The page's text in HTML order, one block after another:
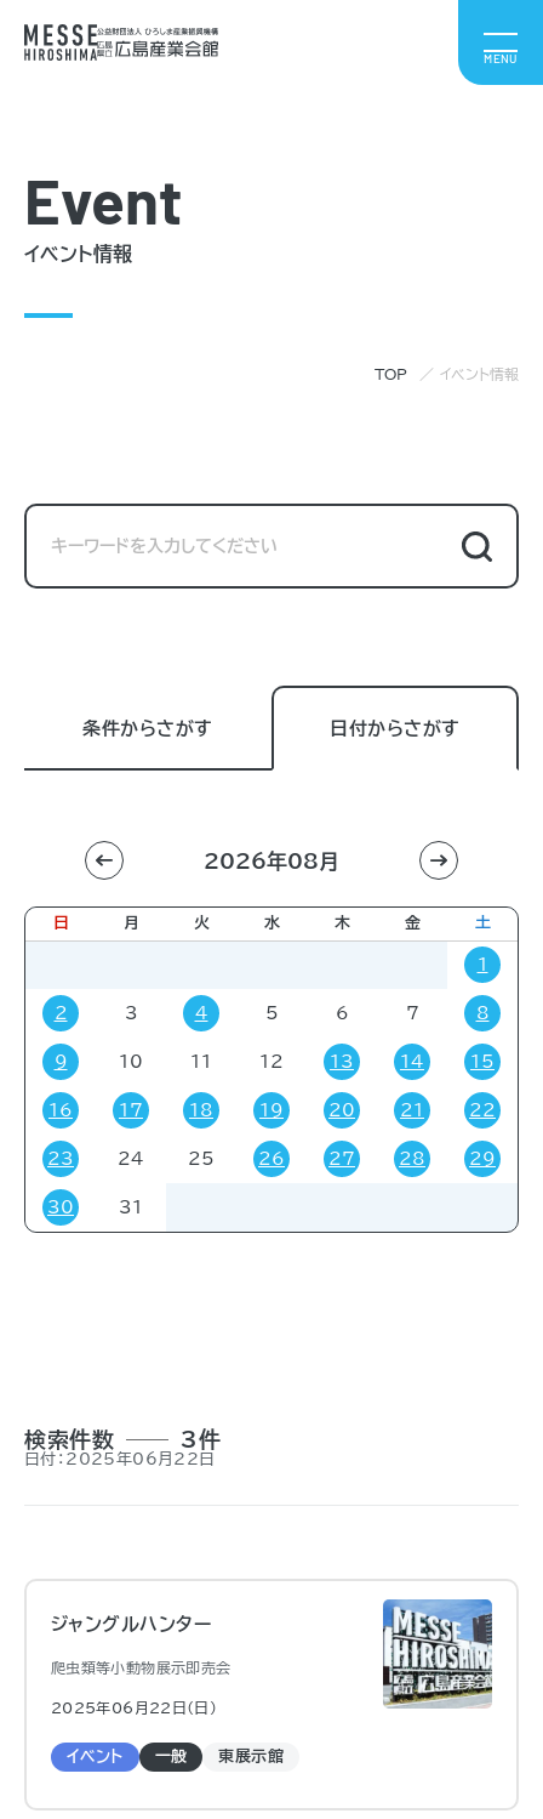
Event
イベント情報
TOP イベント情報
条件からさがす 日付からさがす
利用目的
すべて 進学相談会 講習会
販売会 展示会 イベント コミック・ゲーム
その他
対象者
すべて
2026年08月
日 月 火 水 木 金 土
1
2 3 4 5 6 7 8
9 10 11 12 13 14 15
16 17 18 19 20 21 22
23 24 25 26 27 28 29
30 31
検索件数 3件
日付：2025年06月22日
ジャングルハンター
爬虫類等小動物展示即売会
2025年06月22日（日)
イベント 一般 東展示館